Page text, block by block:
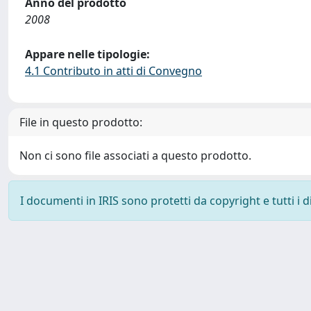
2008
Appare nelle tipologie:
4.1 Contributo in atti di Convegno
File in questo prodotto:
Non ci sono file associati a questo prodotto.
I documenti in IRIS sono protetti da copyright e tutti i